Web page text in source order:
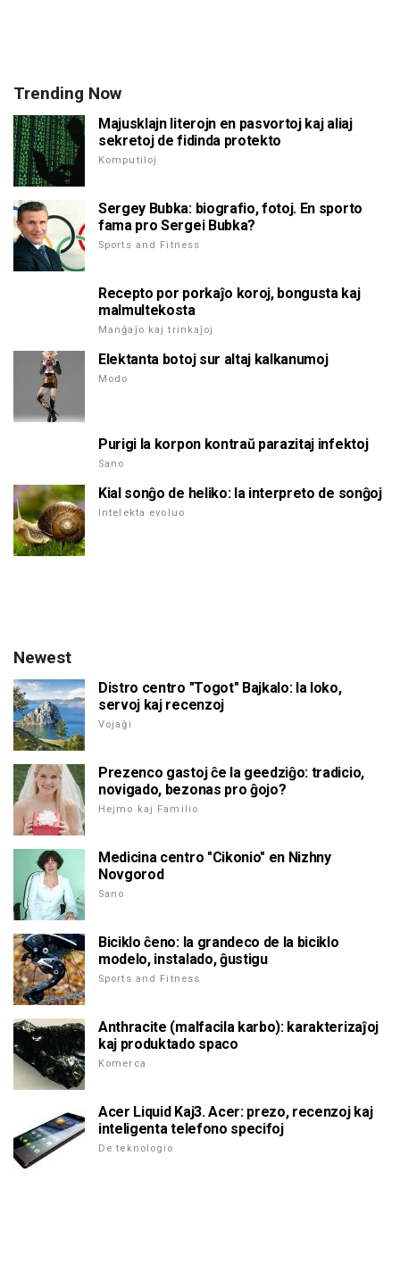
Trending Now
Majusklajn literojn en pasvortoj kaj aliaj
sekretoj de fidinda protekto
Komputiloj
Sergey Bubka: biografio, fotoj. En sporto
fama pro Sergei Bubka?
Sports and Fitness
Recepto por porkaĵo koroj, bongusta kaj
malmultekosta
Manĝaĵo kaj trinkaĵoj
Elektanta botoj sur altaj kalkanumoj
Modo
Purigi la korpon kontraŭ parazitaj infektoj
Sano
Kial sonĝo de heliko: la interpreto de sonĝoj
Intelekta evoluo
Newest
Distro centro "Togot" Bajkalo: la loko,
servoj kaj recenzoj
Vojaĝi
Prezenco gastoj ĉe la geedziĝo: tradicio,
novigado, bezonas pro ĝojo?
Hejmo kaj Familio
Medicina centro "Cikonio" en Nizhny
Novgorod
Sano
Biciklo ĉeno: la grandeco de la biciklo
modelo, instalado, ĝustigu
Sports and Fitness
Anthracite (malfacila karbo): karakterizaĵoj
kaj produktado spaco
Komerca
Acer Liquid Kaj3. Acer: prezo, recenzoj kaj
inteligenta telefono specifoj
De teknologio